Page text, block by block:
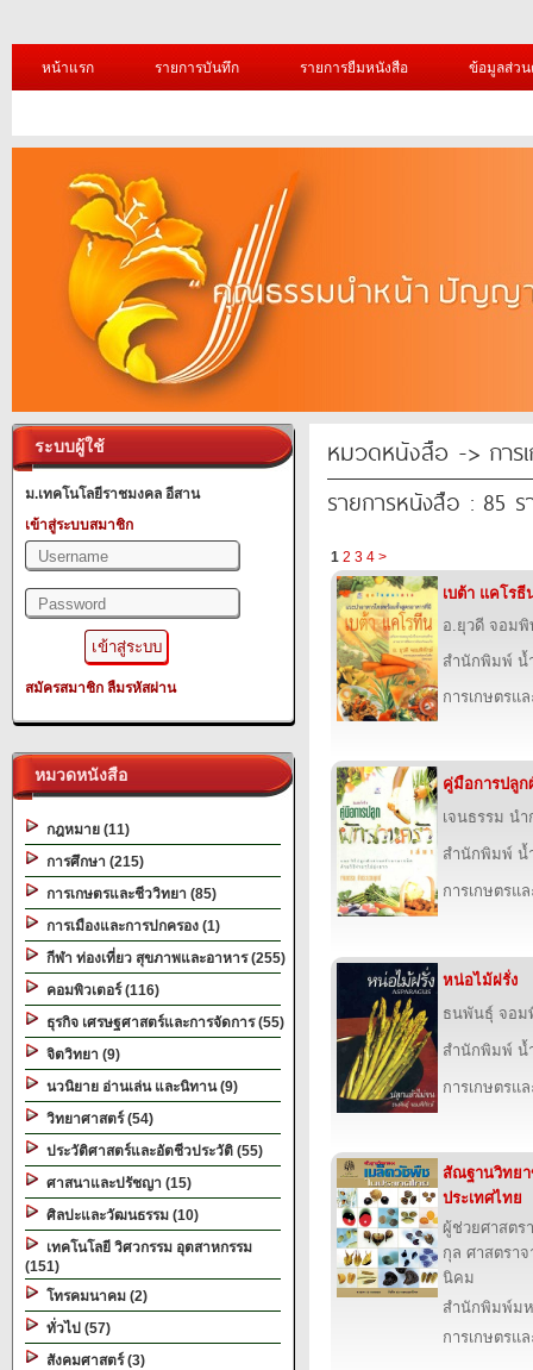
หน้าแรก รายการบันทึก รายการยืมหนังสือ ข้อมูลส่ว
ระบบผู้ใช้
ม.เทคโนโลยีราชมงคล อีสาน
เข้าสู่ระบบสมาชิก
สมัครสมาชิก ลืมรหัสผ่าน
หมวดหนังสือ
กฎหมาย (11)
การศึกษา (215)
การเกษตรและชีววิทยา (85)
การเมืองและการปกครอง (1)
กีฬา ท่องเที่ยว สุขภาพและอาหาร (255)
คอมพิวเตอร์ (116)
ธุรกิจ เศรษฐศาสตร์และการจัดการ (55)
จิตวิทยา (9)
นวนิยาย อ่านเล่น และนิทาน (9)
วิทยาศาสตร์ (54)
ประวัติศาสตร์และอัตชีวประวัติ (55)
ศาสนาและปรัชญา (15)
ศิลปะและวัฒนธรรม (10)
เทคโนโลยี วิศวกรรม อุตสาหกรรม
(151)
โทรคมนาคม (2)
ทั่วไป (57)
สังคมศาสตร์ (3)
หมวดหนังสือ -> การ
รายการหนังสือ : 85 ร
1 2 3 4 >
เบต้า แคโรธี
อ.ยุวดี จอม
สำนักพิมพ์ น้
การเกษตรแ
คู่มือการปลูก
เจนธรรม น
สำนักพิมพ์ น้
การเกษตรแ
หน่อไม้ฝรั่ง
ธนพันธุ์ จอม
สำนักพิมพ์ น้
การเกษตรแ
สัณฐานวิทยา
ประเทศไทย
ผู้ช่วยศาสตร
กุล ศาสตรา
นิคม
สำนักพิมพ์มห
การเกษตรแ